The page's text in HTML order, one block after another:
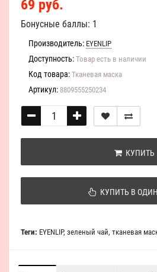
69 руб.
Бонусные баллы: 1
Производитель: EYENLIP
Доступность: Товар есть в наличии
Код товара: Тканевая маска
Артикул: 8809555250234
КУПИТЬ
КУПИТЬ В
Теги: EYENLIP, зеленый чай, тканевая